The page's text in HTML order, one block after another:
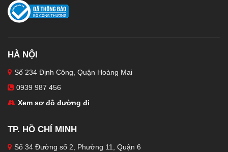
HÀ NỘI
Số 234 Định Công, Quận Hoàng Mai
0939 987 456
Xem sơ đồ đường đi
TP. HỒ CHÍ MINH
Số 34 Đường số 2, Phường 11, Quận 6